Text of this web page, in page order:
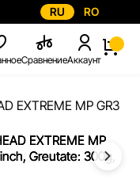
RU RO
СравнениеАккаунт
EXTREME MP GR3